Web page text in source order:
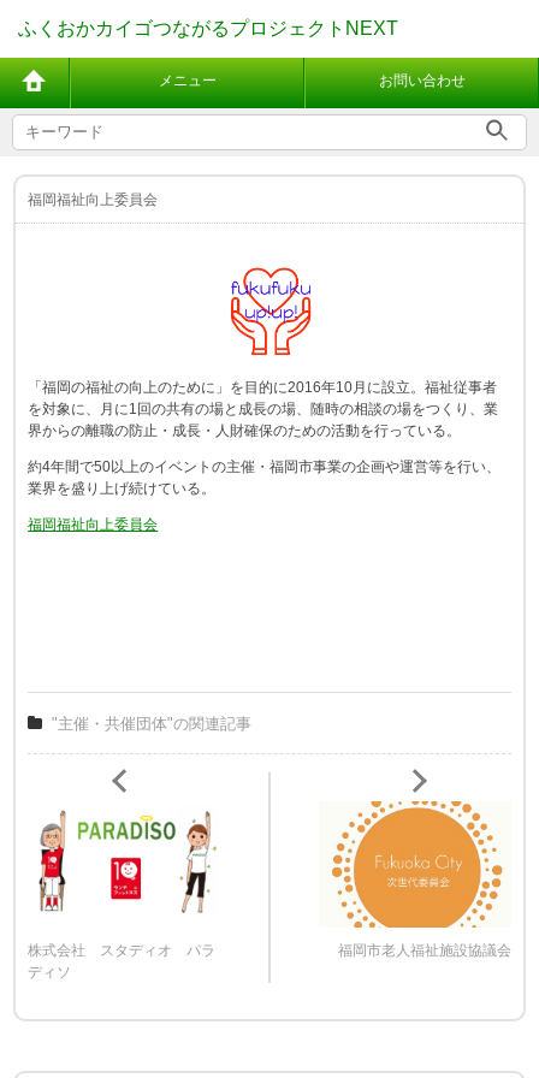
ふくおかカイゴつながるプロジェクトNEXT
メニュー お問い合わせ
福岡福祉向上委員会
「福岡の福祉の向上のために」を目的に2016年10月に設立。福祉従事者
を対象に、月に1回の共有の場と成長の場、随時の相談の場をつくり、業
界からの離職の防止・成長・人財確保のための活動を行っている。
約4年間で50以上のイベントの主催・福岡市事業の企画や運営等を行い、
業界を盛り上げ続けている。
福岡福祉向上委員会
"主催・共催団体"の関連記事
株式会社 スタディオ パラ
ディソ
福岡市老人福祉施設協議会